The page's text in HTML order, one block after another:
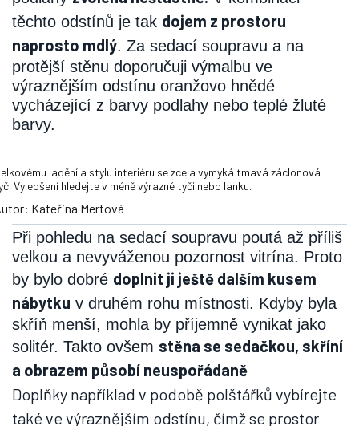
těchto odstínů je tak dojem z prostoru
naprosto mdlý. Za sedací soupravu a na
protější stěnu doporučuji výmalbu ve
výraznějším odstínu oranžovo hnědé
vycházející z barvy podlahy nebo teplé žluté
barvy.
ladění a stylu interiéru se zcela vymyká tmavá záclonová
Vylepšení hledejte v méně výrazné tyči nebo lanku.
Kateřina Mertová
Při pohledu na sedací soupravu poutá až příliš
velkou a nevyváženou pozornost vitrína. Proto
by bylo dobré doplnit ji ještě dalším kusem
nábytku v druhém rohu místnosti. Kdyby byla
skříň menší, mohla by příjemně vynikat jako
solitér. Takto ovšem stěna se sedačkou, skříní
a obrazem působí neuspořádaně
Doplňky například v podobě polštářků vybírejte
také ve výraznějším odstínu, čímž se prostor